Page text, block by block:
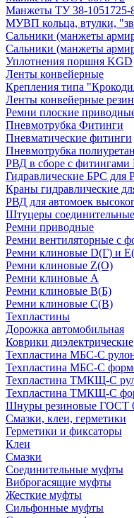
Манжеты ТУ 38-
МУВП кольца, втулки,
Сальники (манжеты
Сальники (манжеты
Уплотнения поршня KGD
Ленты конвейерные
Крепления типа
Ленты конвейерные
Ремни плоские
Пневмотрубка Фитинги
Пневматические фитинги
Пневмотрубка
РВД в сборе с
Гидравлические БРС для
Краны гидравлические
РВД для автомоек
Штуцеры
Ремни приводные
Ремни вентиляторные с
Ремни клиновые D(Г) и
Ремни клиновые Z(О)
Ремни клиновые А
Ремни клиновые В(Б)
Ремни клиновые С(В)
Техпластины
Дорожка автомобильная
Коврики диэлектрические
Техпластина МБС-С
Техпластина МБС-С
Техпластина ТМКЩ-С
Техпластина ТМКЩ-С
Шнуры резиновые ГОСТ
Смазки, клеи, герметики
Герметики и фиксаторы
Клеи
Смазки
Соединительные муфты
Виброгасящие муфты
Жесткие муфты
Сильфонные муфты